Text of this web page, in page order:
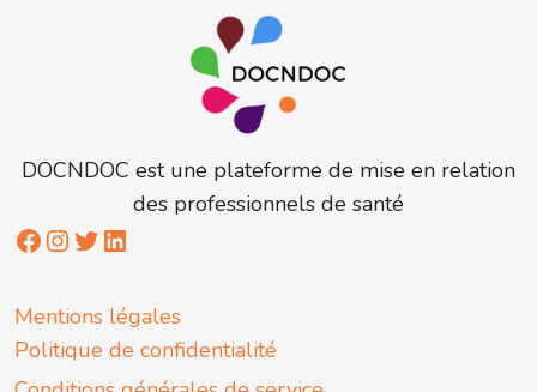
DOCNDOC est une plateforme de mise en relation
des professionnels de santé
Mentions légales
Politique de confidentialité